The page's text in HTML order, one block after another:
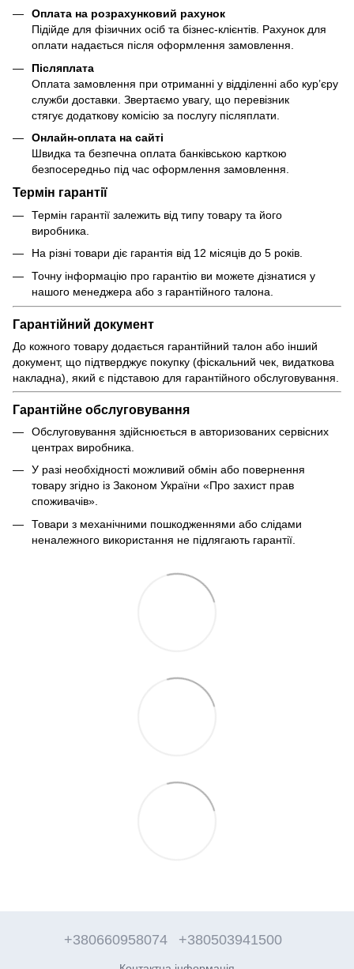
Оплата на розрахунковий рахунок
Підійде для фізичних осіб та бізнес-клієнтів. Рахунок для
оплати надається після оформлення замовлення.
Післяплата
Оплата замовлення при отриманні у відділенні або кур’єру
служби доставки. Звертаємо увагу, що перевізник
стягує додаткову комісію за послугу післяплати.
Онлайн-оплата на сайті
Швидка та безпечна оплата банківською карткою
безпосередньо під час оформлення замовлення.
Термін гарантії
Термін гарантії залежить від типу товару та його
виробника.
На різні товари діє гарантія від 12 місяців до 5 років.
Точну інформацію про гарантію ви можете дізнатися у
нашого менеджера або з гарантійного талона.
Гарантійний документ
До кожного товару додається гарантійний талон або інший
документ, що підтверджує покупку (фіскальний чек, видаткова
накладна), який є підставою для гарантійного обслуговування.
Гарантійне обслуговування
Обслуговування здійснюється в авторизованих сервісних
центрах виробника.
У разі необхідності можливий обмін або повернення
товару згідно із Законом України «Про захист прав
споживачів».
Товари з механічними пошкодженнями або слідами
неналежного використання не підлягають гарантії.
+380660958074 +380503941500